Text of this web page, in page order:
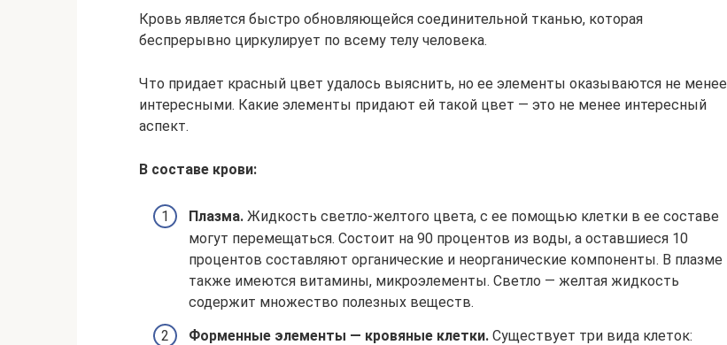
Кровь является быстро обновляющейся соединительной тканью, которая
беспрерывно циркулирует по всему телу человека.
Что придает красный цвет удалось выяснить, но ее элементы оказываются не менее
интересными. Какие элементы придают ей такой цвет — это не менее интересный
аспект.
В составе крови:
Плазма. Жидкость светло-желтого цвета, с ее помощью клетки в ее составе
могут перемещаться. Состоит на 90 процентов из воды, а оставшиеся 10
процентов составляют органические и неорганические компоненты. В плазме
также имеются витамины, микроэлементы. Светло — желтая жидкость
содержит множество полезных веществ.
Форменные элементы — кровяные клетки. Существует три вида клеток: